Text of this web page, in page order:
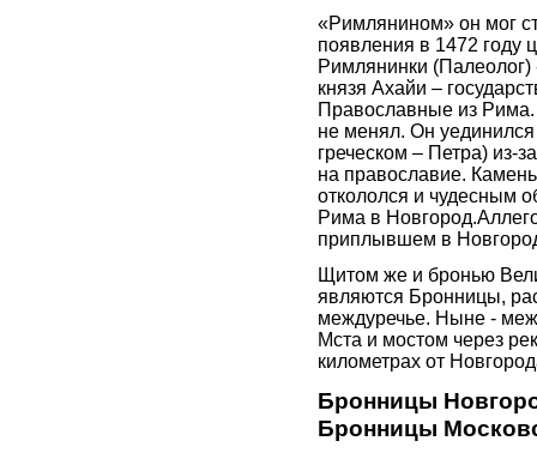
«Римлянином» он мог
появления в 1472 году
Римлянинки (Палеолог)
князя Ахайи –
Православные из
не менял. Он
греческом – Петра) из-
на православие.
откололся и чудесным
Рима в
приплывшем в
Щитом же и бронью
являются Бронницы,
междуречье. Ныне -
Мста и мостом через
километрах от
Бронницы
Бронницы